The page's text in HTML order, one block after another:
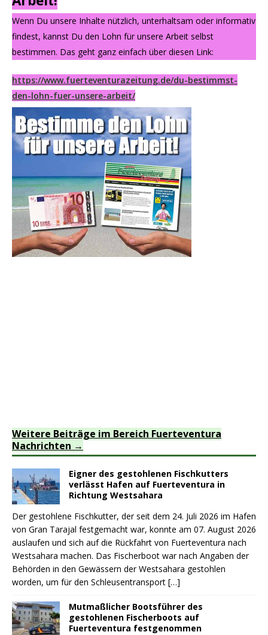
Wenn Du unsere Inhalte nützlich, unterhaltsam oder informativ
findest, kannst Du den Lohn für unsere Arbeit selbst
bestimmen. Das geht ganz einfach über diesen Link:
https://www.fuerteventurazeitung.de/du-bestimmst-
den-lohn-fuer-unsere-arbeit/
Weitere Beiträge im Bereich Fuerteventura
Nachrichten
Eigner des gestohlenen Fischkutters
verlässt Hafen auf Fuerteventura in
Richtung Westsahara
Der gestohlene Fischkutter, der seit dem 24. Juli 2026 im Hafen
von Gran Tarajal festgemacht war, konnte am 07. August 2026
auslaufen und sich auf die Rückfahrt von Fuerteventura nach
Westsahara machen. Das Fischerboot war nach Angaben der
Behörden in den Gewässern der Westsahara gestohlen
worden, um für den Schleusentransport […]
Mutmaßlicher Bootsführer des
gestohlenen Fischerboots auf
Fuerteventura festgenommen